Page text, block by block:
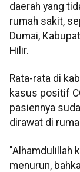
daerah yang
rumah sakit,
Dumai,
Hilir.
Rata-rata di
kasus positif
pasiennya
dirawat di
"Alhamdulillah
menurun,